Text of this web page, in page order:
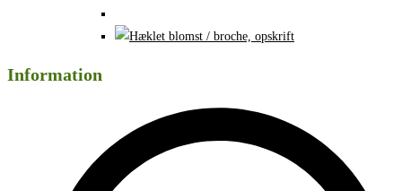
Information